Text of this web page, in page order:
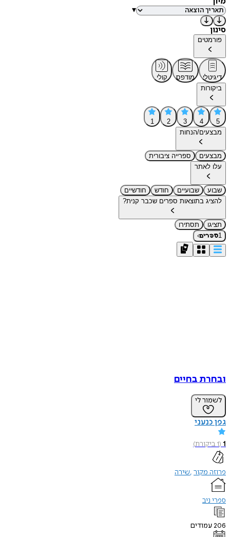
▾
סינון
פורמטים
דיגיטלי מודפס
קולי
ביקורות
5
4
3
2
1
מבצעים/הנחות
מבצעים
ספרייה ציבורית
עלו לאתר
שבוע שבועיים חודש
חודשיים
להציג בתוצאות ספרים שכבר קנית?
תציגו
תסתירו
1ספרים›
ובחרת בחיים
לשמור לי
גפן כנעני
1
(
1ביקורת)
פרוזה מקור שירה
ספרי ניב
206עמודים